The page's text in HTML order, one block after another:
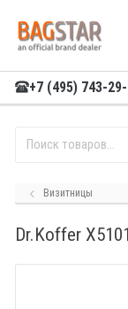
+7 (495) 743-
Визитницы
Dr.Koffer